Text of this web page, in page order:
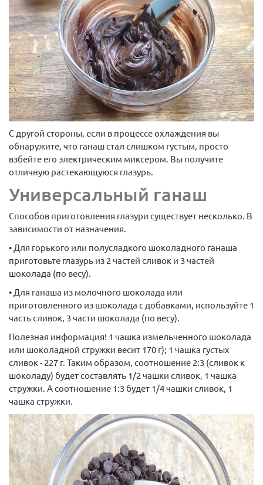
С другой стороны, если в процессе охлаждения вы
обнаружите, что ганаш стал слишком густым, просто
взбейте его электрическим миксером. Вы получите
отличную растекающуюся глазурь.
Универсальный ганаш
Способов приготовления глазури существует несколько. В
зависимости от назначения.
• Для горького или полусладкого шоколадного ганаша
приготовьте глазурь из 2 частей сливок и 3 частей
шоколада (по весу).
• Для ганаша из молочного шоколада или
приготовленного из шоколада с добавками, используйте 1
часть сливок, 3 части шоколада (по весу).
Полезная информация! 1 чашка измельченного шоколада
или шоколадной стружки весит 170 г); 1 чашка густых
сливок - 227 г. Таким образом, соотношение 2:3 (сливок к
шоколаду) будет составлять 1/2 чашки сливок, 1 чашка
стружки. А соотношение 1:3 будет 1/4 чашки сливок, 1
чашка стружки.